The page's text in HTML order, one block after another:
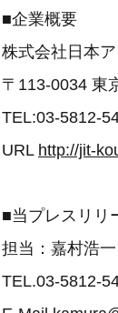
■企業概要
株式会社日本
〒113-0034 東
TEL:03-5812-
URL http://jit-
■当プレスリリ
担当：嘉村浩一
TEL.03-5812-